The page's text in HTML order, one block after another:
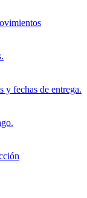
y fechas de entrega.